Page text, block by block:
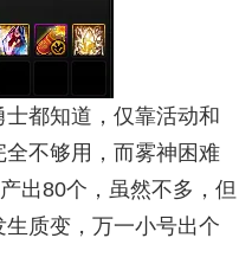
都知道，仅靠活动和
不够用，而雾神困难
出80个，虽然不多，但
质变，万一小号出个